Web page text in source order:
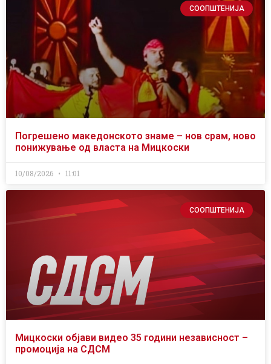
СООПШТЕНИЈА
Погрешено македонското знаме – нов срам, ново
понижување од власта на Мицкоски
10/08/2026 11:01
СООПШТЕНИЈА
Мицкоски објави видео 35 години независност –
промоција на СДСМ